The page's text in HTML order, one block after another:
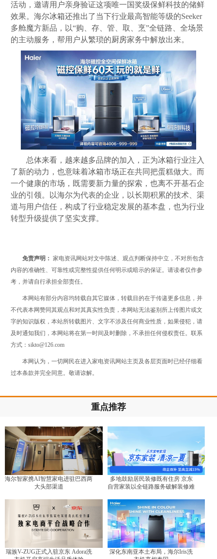
活动，邀请用户亲身验证这项唯一国奖级保鲜科技的储鲜
效果。海尔冰箱还推出了当下行业最高智能等级的Seeker
多舱魔方新品，以“购、存、管、取、烹”全链路、全场景
的主动服务，帮用户从繁琐的厨房家务中解放出来。
总体来看，越来越多品牌的加入，正为冰箱行业注入
了新的动力，也意味着冰箱市场正在共同把蛋糕做大。而
一个健康的市场，既需要新力量的探索，也离不开基石企
业的引领。以海尔为代表的企业，以长期积累的技术、渠
道与用户信任，构成了行业稳定发展的基本盘，也为行业
转型升级提供了坚实支撑。
免责声明： 家电资讯网站对文中陈述、观点判断保持中立，不对所包含
内容的准确性、可靠性或完整性提供任何明示或暗示的保证。请读者仅作参
考，并请自行承担全部责任。
本网站有部分内容均转载自其它媒体，转载目的在于传递更多信息，并
不代表本网赞同其观点和对其真实性负责，本网站无法鉴别所上传图片或文
字的知识版权，本站所转载图片、文字不涉及任何商业性质，如果侵犯，请
及时通知我们，本网站将在第一时间及时删除，不承担任何侵权责任。联系
方式：sikto@126.com
本网认为，一切网民在进入家电资讯网站主页及各层页面时已经仔细看
过本条款并完全同意。敬请谅解。
重点推荐
海尔智家携AI智慧家电进驻巴西两
大头部渠道
多地鼓励居民装修既有住房 京东
自营家装以全链路服务破解装修难
瑞族V-ZUG正式入驻京东 Adora洗
深化东南亚本土布局，海尔Iris洗